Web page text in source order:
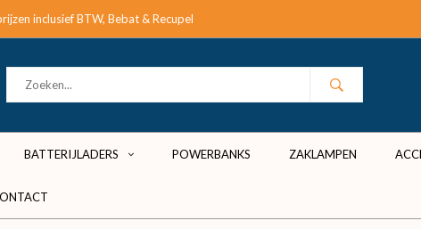
inclusief BTW, Bebat & Recupel
BATTERIJLADERS POWERBANKS ZAKLAMPEN